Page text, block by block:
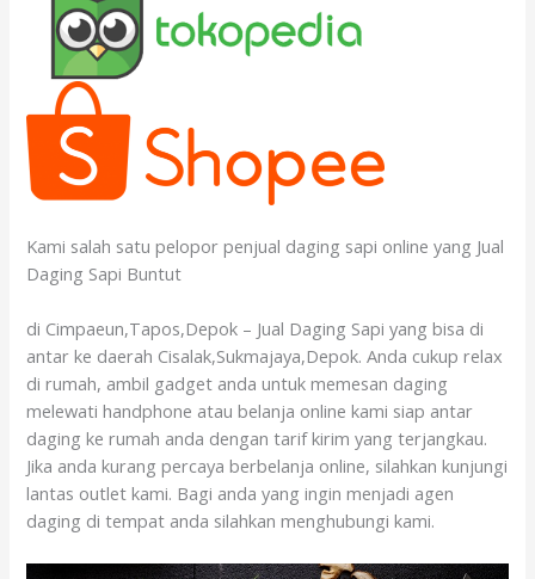
Kami salah satu pelopor penjual daging sapi online yang Jual
Daging Sapi Buntut
di Cimpaeun,Tapos,Depok – Jual Daging Sapi yang bisa di
antar ke daerah Cisalak,Sukmajaya,Depok. Anda cukup relax
di rumah, ambil gadget anda untuk memesan daging
melewati handphone atau belanja online kami siap antar
daging ke rumah anda dengan tarif kirim yang terjangkau.
Jika anda kurang percaya berbelanja online, silahkan kunjungi
lantas outlet kami. Bagi anda yang ingin menjadi agen
daging di tempat anda silahkan menghubungi kami.